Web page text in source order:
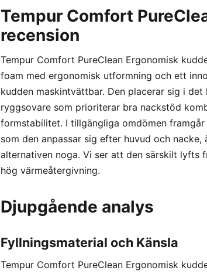
Tempur Comfort
recension
Tempur Comfort PureClean Ergonomisk
foam med ergonomisk utformning och ett
kudden maskintvättbar. Den placerar sig i
ryggsovare som prioriterar bra nackstöd
formstabilitet. I tillgängliga omdömen
som den anpassar sig efter huvud och
alternativen noga. Vi ser att den särskilt lyfts
hög värmeåtergivning.
Djupgående analys
Fyllningsmaterial och Känsla
Tempur Comfort PureClean Ergonomisk